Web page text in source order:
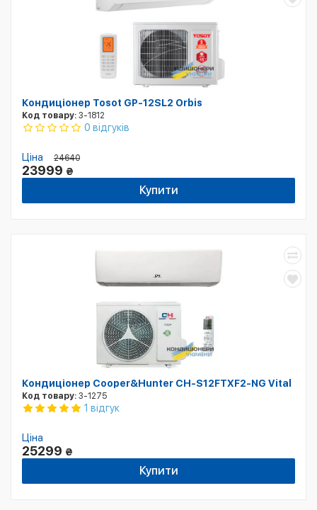
Кондиціонер Tosot GP-12SL2 Orbis
Код товару: 3-1812
0 відгуків
Ціна 24640
23999 ₴
Купити
Кондиціонер Cooper&Hunter CH-S12FTXF2-NG Vital
Код товару: 3-1275
1 відгук
Ціна
25299 ₴
Купити